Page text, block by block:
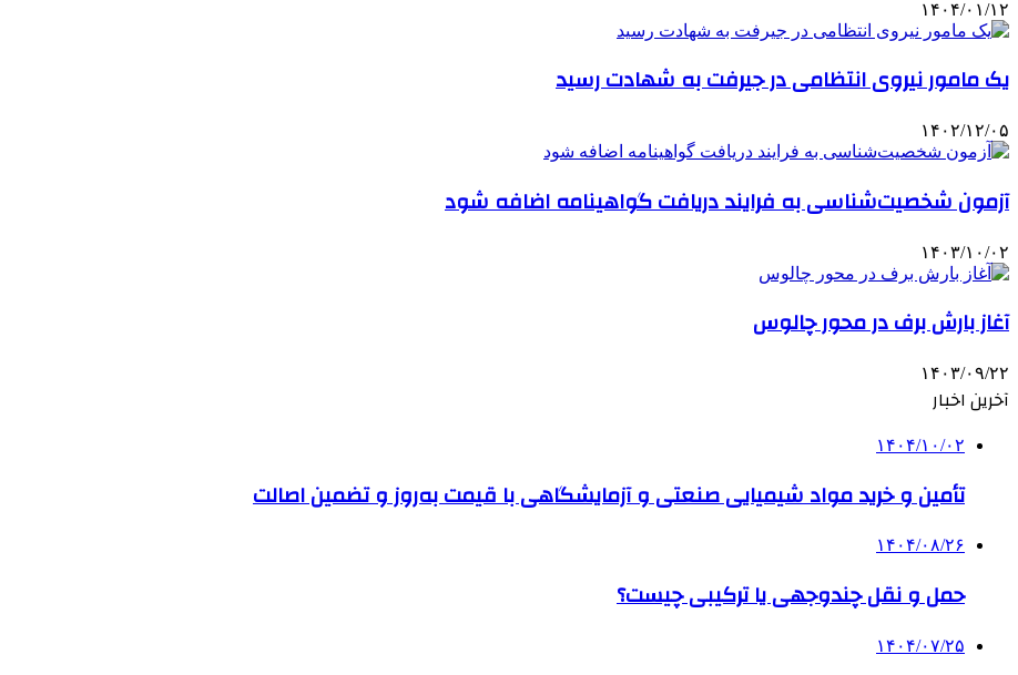
۱۴۰۴/۰۱/۱۲
یک مامور نیروی انتظامی در جیرفت به شهادت رسید
۱۴۰۲/۱۲/۰۵
آزمون شخصیت‌شناسی به فرایند دریافت گواهینامه اضافه شود
۱۴۰۳/۱۰/۰۲
آغاز بارش برف در محور چالوس
۱۴۰۳/۰۹/۲۲
آخرین اخبار
۱۴۰۴/۱۰/۰۲
تأمین و خرید مواد شیمیایی صنعتی و آزمایشگاهی با قیمت به‌روز و تضمین اصالت
۱۴۰۴/۰۸/۲۶
حمل و نقل چندوجهی یا ترکیبی چیست؟
۱۴۰۴/۰۷/۲۵